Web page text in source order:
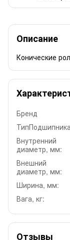
Описание
Конические
Бренд
ТипПодшипника
Внутренний
диаметр, мм:
Внешний
диаметр, мм:
Ширина, мм:
Вага, кг:
Отзывы